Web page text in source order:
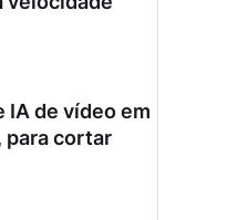
IA de vídeo em
para cortar